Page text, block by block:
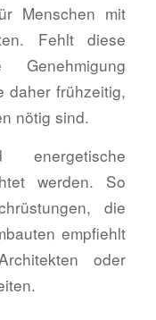
Menschen mit
Fehlt diese
daher frühzeitig,
nötig sind.
werden. So
die
empfiehlt
oder